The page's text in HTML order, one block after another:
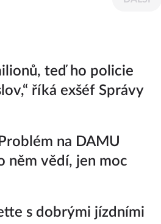
teď ho policie
říká exšéf Správy
na DAMU
něm vědí, jen moc
s dobrými jízdními